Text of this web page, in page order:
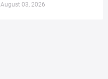
August 03, 2026